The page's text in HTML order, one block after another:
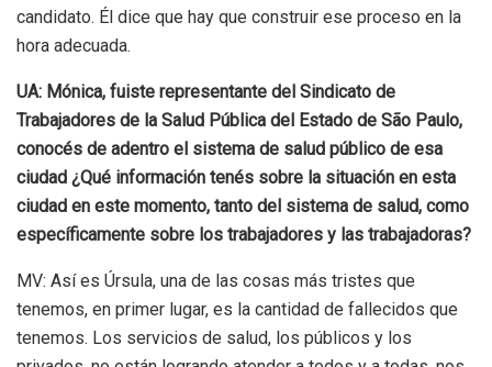
candidato. Él dice que hay que construir ese proceso en la
hora adecuada.
UA: Mónica, fuiste representante del Sindicato de
Trabajadores de la Salud Pública del Estado de São Paulo,
conocés de adentro el sistema de salud público de esa
ciudad ¿Qué información tenés sobre la situación en esta
ciudad en este momento, tanto del sistema de salud, como
específicamente sobre los trabajadores y las trabajadoras?
MV: Así es Úrsula, una de las cosas más tristes que
tenemos, en primer lugar, es la cantidad de fallecidos que
tenemos. Los servicios de salud, los públicos y los